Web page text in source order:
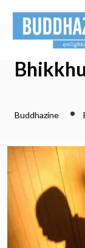
Buddhazine